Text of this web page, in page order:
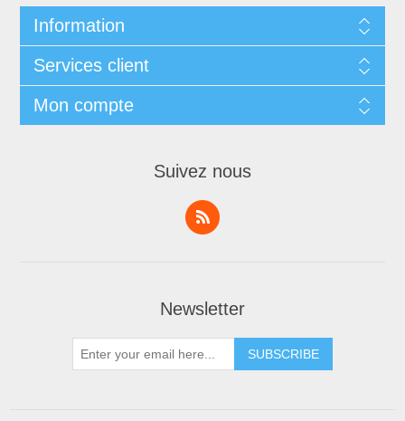
Information
Services client
Mon compte
Suivez nous
Newsletter